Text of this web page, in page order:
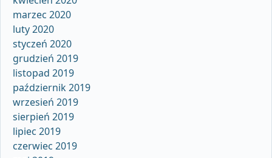
marzec 2020
luty 2020
styczeń 2020
grudzień 2019
listopad 2019
październik 2019
wrzesień 2019
sierpień 2019
lipiec 2019
czerwiec 2019